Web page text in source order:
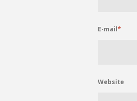
E-mail*
Website